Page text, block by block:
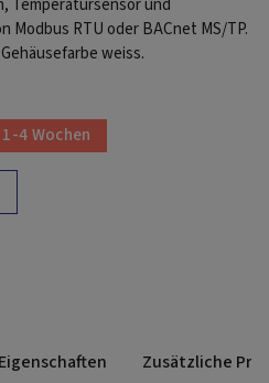
Temperatursensor und
Modbus RTU oder BACnet MS/TP.
weiss.
4 Wochen
Eigenschaften Zusätzliche